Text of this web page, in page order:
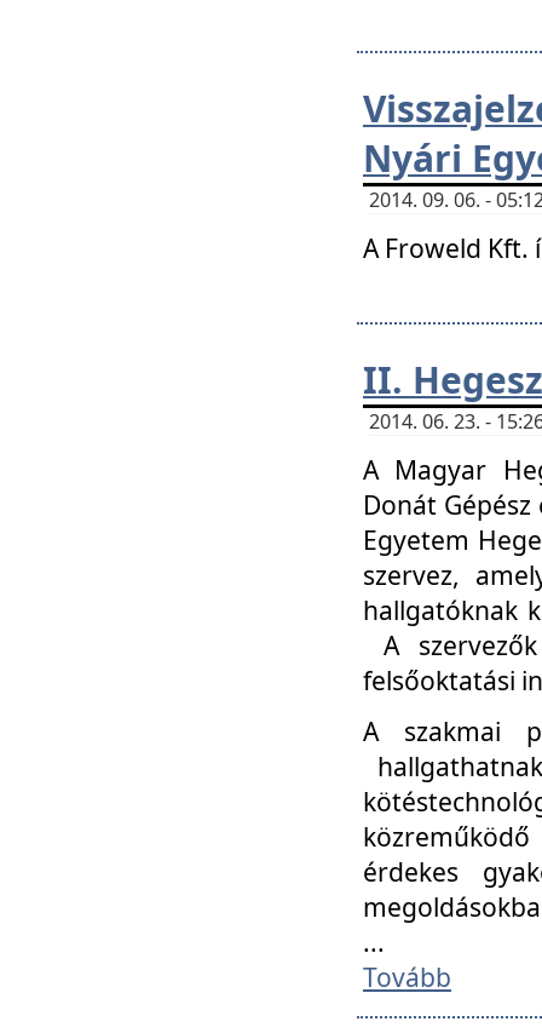
Nyári
2014. 09. 06. -
A Froweld
II.
2014. 06. 23. -
A Magyar
Donát
Egyetem
szervez,
hallgatóknak
A
felsőoktatási
A szakmai
érdekes
...
Tovább